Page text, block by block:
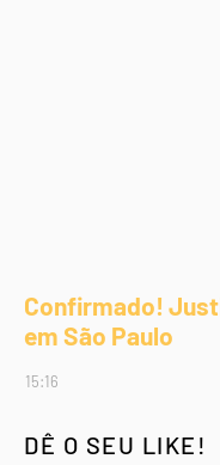
Confirmado!
em São Paulo
15:16
DÊ O SEU LIKE!